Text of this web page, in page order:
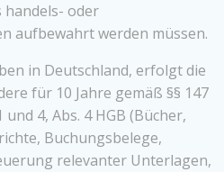
handels- oder
aufbewahrt werden müssen.
in Deutschland, erfolgt die
für 10 Jahre gemäß §§ 147
und 4, Abs. 4 HGB (Bücher,
Buchungsbelege,
relevanter Unterlagen,